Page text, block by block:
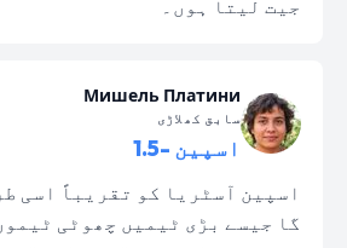
جیت لیتا ہوں۔
Мишель Платини
سابق کھلاڑی
اسپین -1.5
اسپین آسٹریا کو تقریباً اسی
گا جیسے بڑی ٹیمیں چھوٹی